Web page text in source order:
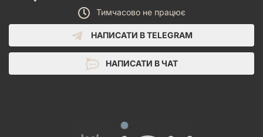
Тимчасово не працює
НАПИСАТИ В TELEGRAM
НАПИСАТИ В ЧАТ